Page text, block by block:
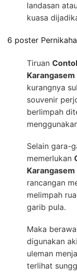
landasan
kuasa
6 poster
Tiruan
Karangasem
kurangnya
souvenir
berlimpah
Selain gara-
memerlukan
Karangasem
rancangan
melimpah
garib pula.
Maka
digunakan
uleman
terlihat